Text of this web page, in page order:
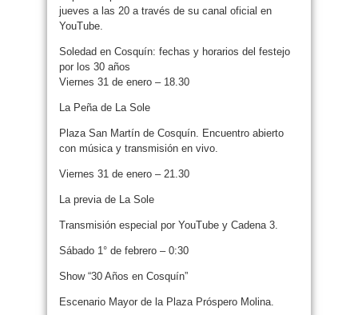
jueves a las 20 a través de su canal oficial en
YouTube.
Soledad en Cosquín: fechas y horarios del festejo
por los 30 años
Viernes 31 de enero – 18.30
La Peña de La Sole
Plaza San Martín de Cosquín. Encuentro abierto
con música y transmisión en vivo.
Viernes 31 de enero – 21.30
La previa de La Sole
Transmisión especial por YouTube y Cadena 3.
Sábado 1° de febrero – 0:30
Show “30 Años en Cosquín”
Escenario Mayor de la Plaza Próspero Molina.